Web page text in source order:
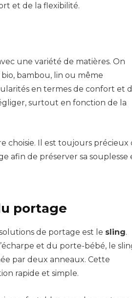
et de la flexibilité.
une variété de matières. On
bambou, lin ou même
en termes de confort et
surtout en fonction de la
choisie. Il est toujours précieux
afin de préserver sa souplesse
portage
de portage est le sling.
et du porte-bébé, le
par deux anneaux. Cette
rapide et simple.